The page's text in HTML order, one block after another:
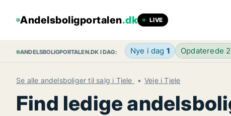
Andelsboligportalen.dk LIVE
ANDELSBOLIGPORTALEN.DK I DAG: Nye i dag 1 Opdaterede
Se alle andelsboliger til salg i Tjele Veje i Tjele
Find ledige